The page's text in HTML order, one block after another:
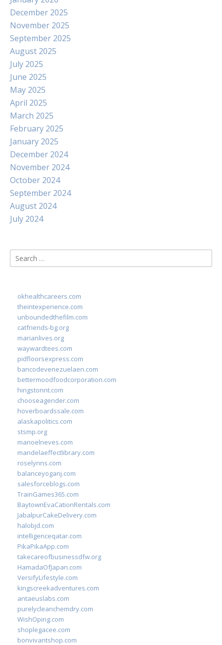
December 2025
November 2025
September 2025
August 2025
July 2025
June 2025
May 2025
April 2025
March 2025
February 2025
January 2025
December 2024
November 2024
October 2024
September 2024
August 2024
July 2024
Search
for:
okhealthcareers.com
theintexperience.com
unboundedthefilm.com
catfriends-bg.org
marianlives.org
waywardtees.com
pidfloorsexpress.com
bancodevenezuelaen.com
bettermoodfoodcorporation.com
hingstonnt.com
chooseagender.com
hoverboardssale.com
alaskapolitics.com
stsmp.org
manoelneves.com
mandelaeffectlibrary.com
roselynns.com
balanceyoganj.com
salesforceblogs.com
TrainGames365.com
BaytownEvaCationRentals.com
JabalpurCakeDelivery.com
halobjd.com
intelligenceqatar.com
PikaPikaApp.com
takecareofbusinessdfw.org
HamadaOfJapan.com
VersifyLifestyle.com
kingscreekadventures.com
antaeuslabs.com
purelycleanchemdry.com
WishOping.com
shoplegacee.com
bonvivantshop.com